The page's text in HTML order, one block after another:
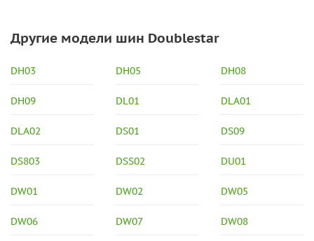
Другие модели шин Doublestar
DH03 DH05 DH08
DH09 DL01 DLA01
DLA02 DS01 DS09
DS803 DSS02 DU01
DW01 DW02 DW05
DW06 DW07 DW08